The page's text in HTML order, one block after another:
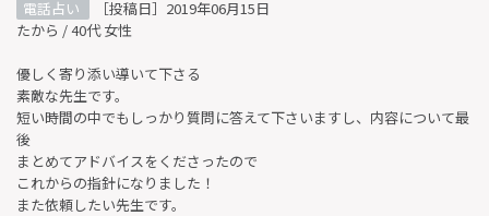
電話占い
［投稿日］2019年06月15日
たから / 40代 女性
優しく寄り添い導いて下さる
素敵な先生です。
短い時間の中でもしっかり質問に答えて下さいますし、内容について最
後
まとめてアドバイスをくださったので
これからの指針になりました！
また依頼したい先生です。